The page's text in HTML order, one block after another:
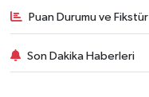
Puan Durumu ve Fikstür
Son Dakika Haberleri